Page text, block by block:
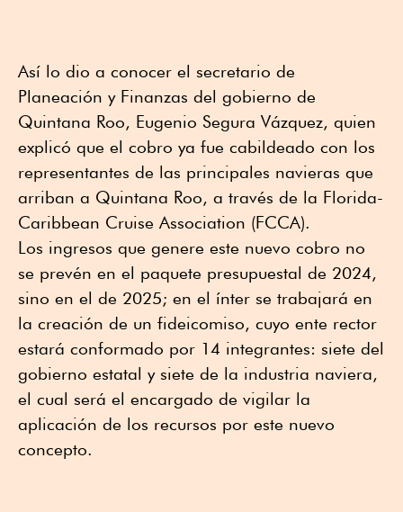
Así lo dio a conocer el secretario de
Planeación y Finanzas del gobierno de
Quintana Roo, Eugenio Segura Vázquez, quien
explicó que el cobro ya fue cabildeado con los
representantes de las principales navieras que
arriban a Quintana Roo, a través de la Florida-
Caribbean Cruise Association (FCCA).
Los ingresos que genere este nuevo cobro no
se prevén en el paquete presupuestal de 2024,
sino en el de 2025; en el ínter se trabajará en
la creación de un fideicomiso, cuyo ente rector
estará conformado por 14 integrantes: siete del
gobierno estatal y siete de la industria naviera,
el cual será el encargado de vigilar la
aplicación de los recursos por este nuevo
concepto.